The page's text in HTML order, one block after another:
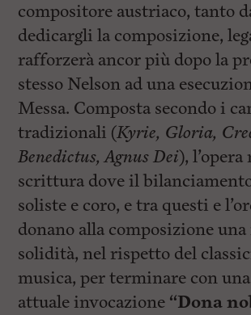
compositore austriaco, tanto
dedicargli la composizione,
rafforzerà ancor più dopo la
stesso Nelson ad una
Messa. Composta secondo i
tradizionali (Kyrie, Gloria,
Benedictus, Agnus Dei),
scrittura dove il
soliste e coro, e tra questi e
donano alla composizione
solidità, nel rispetto del
musica, per terminare con
attuale invocazione “Dona